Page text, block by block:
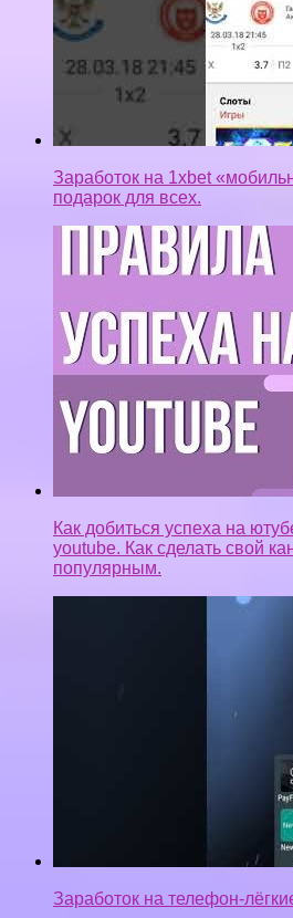
Заработок на 1xbet
подарок для всех.
Как добиться успеха на
youtube. Как сделать свой
популярным.
Заработок на телефон-